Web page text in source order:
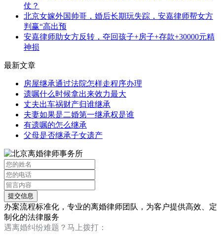
仗？
北京女嫁外国帅哥，婚后长期玩失踪，安嘉律师帮女方
判赢“高出预
安嘉律师助女方反转，夺回孩子+房子+存款+30000元精
神损
最新文章
房屋继承通过法院怎样走程序办理
遗嘱什么时候拿出来效力最大
丈夫出车祸财产归谁继承
夫妻如果是二婚第一继承权是谁
有遗嘱的怎么继承
父母是否继承子女遗产
办案流程标准化，专业的离婚律师团队，为客户提供高效、定
制化的法律服务
遇离婚纠纷难题？马上拨打：